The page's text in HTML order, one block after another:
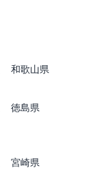
和歌山県
徳島県
宮崎県